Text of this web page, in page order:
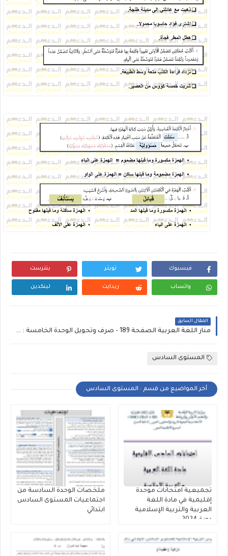
فيسبوك تويتر بنترست
واتساب ريدايت لينكدين
المقال السابق
منار اللغة العربية الصفحة 189 - صرف وتحويل الوحدة الخامسة : جمع التكسير (1)
المستوى السادس
أخر المواضيع من قسم : المستوى السادس
تجميعية امتحانات موحدة
إقليمية في مادة اللغة
العربية والتربية الإسلامية
دورة 2024
ملخصات الوحدة السادسة من
اجتماعيات المستوى السادس
ابتدائي